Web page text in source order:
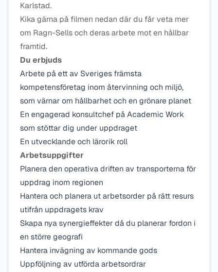
Karlstad.
Kika gärna på filmen nedan där du får veta mer
om Ragn-Sells och deras arbete mot en hållbar
framtid.
Du erbjuds
Arbete på ett av Sveriges främsta
kompetensföretag inom återvinning och miljö,
som värnar om hållbarhet och en grönare planet
En engagerad konsultchef på Academic Work
som stöttar dig under uppdraget
En utvecklande och lärorik roll
Arbetsuppgifter
Planera den operativa driften av transporterna för
uppdrag inom regionen
Hantera och planera ut arbetsorder på rätt resurs
utifrån uppdragets krav
Skapa nya synergieffekter då du planerar fordon i
en större geografi
Hantera invägning av kommande gods
Uppföljning av utförda arbetsordrar